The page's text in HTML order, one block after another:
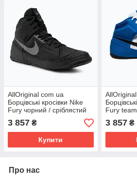
AllOriginal com ua
Борцівські кросівки Nike
Fury чорний / сріблястий
металік РОЗМІРИ
ЗАПИТУЙТЕ
3 857 ₴
Купити
Fury team
/ чорні
3 857₴
Про нас